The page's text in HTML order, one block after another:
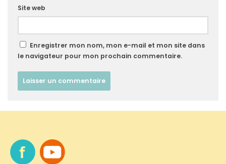
Site web
Enregistrer mon nom, mon e-mail et mon site dans
le navigateur pour mon prochain commentaire.